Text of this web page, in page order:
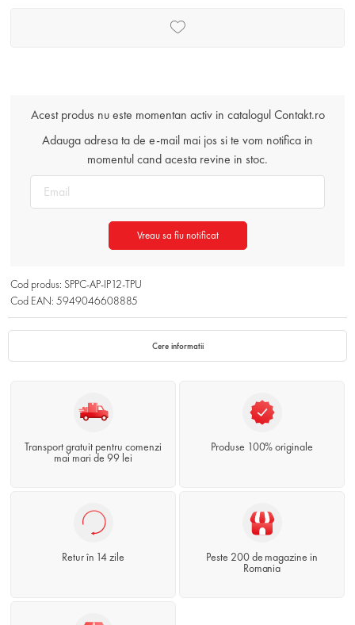
Acest produs nu este momentan activ in catalogul Contakt.ro
Adauga adresa ta de e-mail mai jos si te vom notifica in
momentul cand acesta revine in stoc.
Vreau sa fiu notificat
Cod produs: SPPC-AP-IP12-TPU
Cod EAN: 5949046608885
Cere informatii
Transport gratuit pentru comenzi
mai mari de 99 lei
Produse 100% originale
Retur în 14 zile
Peste 200 de magazine in
Romania